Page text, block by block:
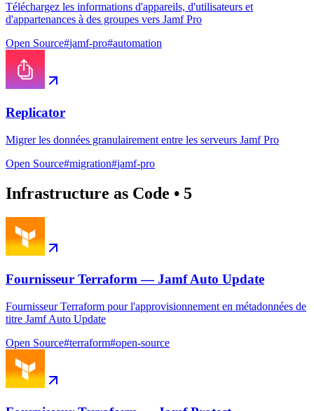
Téléchargez les informations d'appareils, d'utilisateurs et
d'appartenances à des groupes vers Jamf Pro
Open Source#jamf-pro#automation
Replicator
Migrer les données granulairement entre les serveurs Jamf Pro
Open Source#migration#jamf-pro
Infrastructure as Code • 5
Fournisseur Terraform — Jamf Auto Update
Fournisseur Terraform pour l'approvisionnement en métadonnées de
titre Jamf Auto Update
Open Source#terraform#open-source